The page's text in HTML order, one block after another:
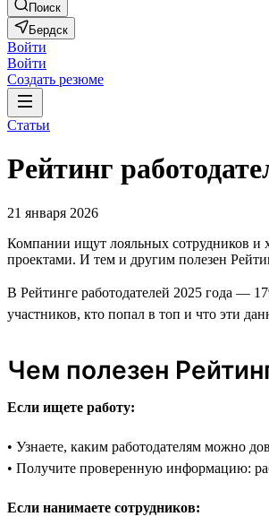
Поиск
Бердск
Войти
Войти
Создать резюме
Статьи
Рейтинг
21 января 2026
Компании ищут лояльных сотрудников и
проектами. И тем и другим полезен
В Рейтинге работодателей 2025 года —
участников, кто попал в топ и что эти
Чем полезен
Если ищете работу:
• Узнаете, каким работодателям можно
• Получите проверенную информацию:
Если нанимаете сотрудников: